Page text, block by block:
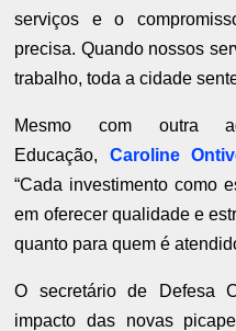
serviços e o
precisa. Quando nossos
trabalho, toda a cidade
Mesmo com outra
Educação, Caroline
“Cada investimento como
em oferecer qualidade e
quanto para quem é
O secretário de Defesa
impacto das novas